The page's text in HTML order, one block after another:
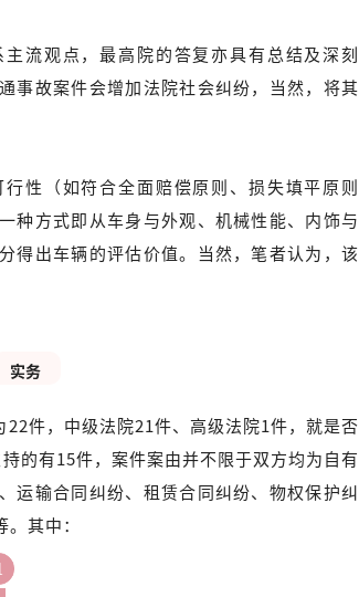
流观点，最高院的答复亦具有总结及深刻
事故案件会增加法院社会纠纷，当然，将其
性（如符合全面赔偿原则、损失填平原则
种方式即从车身与外观、机械性能、内饰与
得出车辆的评估价值。当然，笔者认为，该
实务
件，中级法院21件、高级法院1件，就是否
的有15件，案件案由并不限于双方均为自有
运输合同纠纷、租赁合同纠纷、物权保护纠
其中：